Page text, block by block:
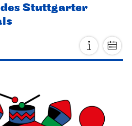
Stuttgarter